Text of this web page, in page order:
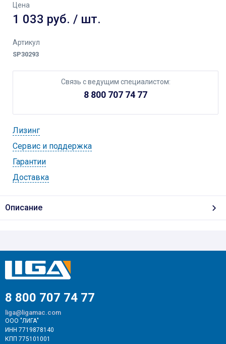
Цена
1 033 руб. / шт.
Артикул
SP30293
Связь с ведущим специалистом:
8 800 707 74 77
Лизинг
Cервис и поддержка
Гарантии
Доставка
Описание
8 800 707 74 77
liga@ligamac.com
ООО "ЛИГА"
ИНН 7719878140
КПП 775101001